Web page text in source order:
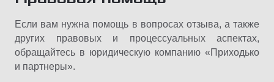
Если вам нужна помощь в вопросах отзыва, а также
других правовых и процессуальных аспектах,
обращайтесь в юридическую компанию «Приходько
и партнеры».